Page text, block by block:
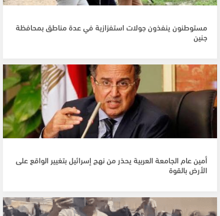
مستوطنون ينفذون جولات استفزازية في عدة مناطق بمحافظة
جنين
أمين عام الجامعة العربية يحذر من نهج إسرائيل بتغيير الواقع على
الأرض بالقوة